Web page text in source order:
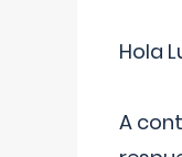
Hola
A